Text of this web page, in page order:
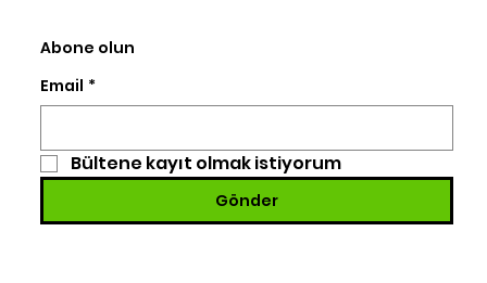
Abone olun
Email *
Bültene kayıt olmak istiyorum
Gönder